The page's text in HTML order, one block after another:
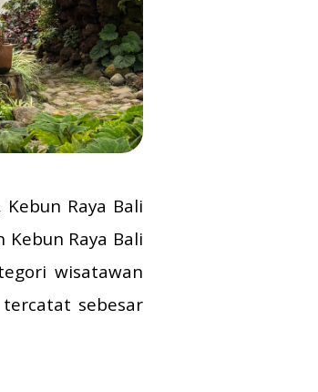
Raya Bali
Raya Bali
wisatawan
sebesar